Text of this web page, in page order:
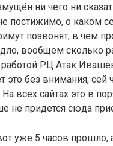
ни чего ни
постижимо, о каком
позвонят, в чем
вообщем сколько
работой РЦ Атак
это без внимания,
всех сайтах это в
не придется сюда
уже 5 часов